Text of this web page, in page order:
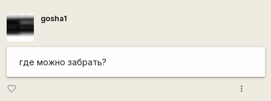
gosha1
где можно забрать?
favorite_border more_vert